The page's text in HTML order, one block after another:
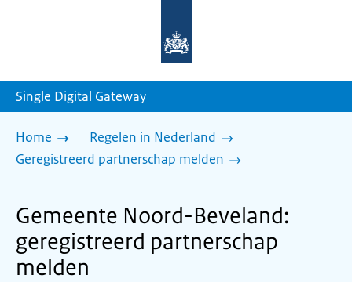
homepage
Single Digital Gateway
Home
Regelen in Nederland
Geregistreerd partnerschap melden
Gemeente Noord-Beveland:
geregistreerd partnerschap
melden